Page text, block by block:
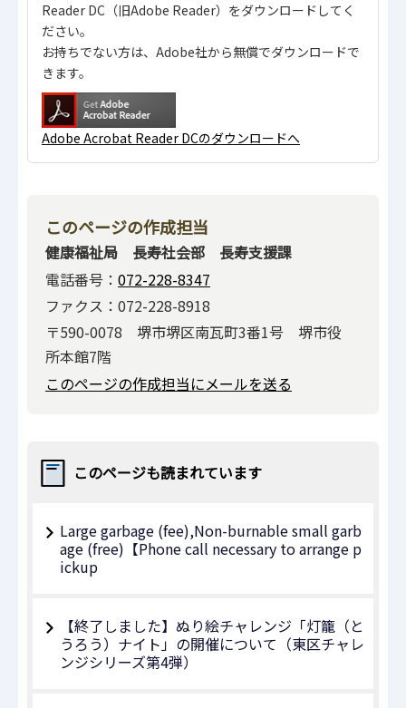
Reader DC（旧Adobe Reader）をダウンロードしてく
ださい。
お持ちでない方は、Adobe社から無償でダウンロードで
きます。
Adobe Acrobat Reader DCのダウンロードへ
このページの作成担当
健康福祉局 長寿社会部 長寿支援課
電話番号： 072-228-8347
ファクス：072-228-8918
〒590-0078 堺市堺区南瓦町3番1号 堺市役
所本館7階
このページの作成担当にメールを送る
このページも読まれています
Large garbage (fee),Non-burnable small garb
age (free)【Phone call necessary to arrange p
ickup
【終了しました】ぬり絵チャレンジ「灯籠（と
うろう）ナイト」の開催について（東区チャレ
ンジシリーズ第4弾）